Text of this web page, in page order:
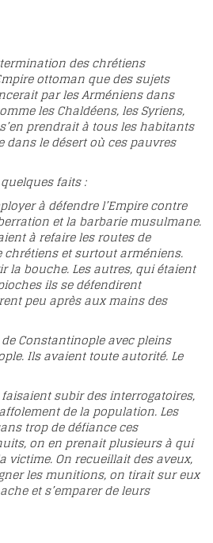
des chrétiens
ottoman que des sujets
par les Arméniens dans
les Chaldéens, les Syriens,
prendrait à tous les habitants
dans le désert où ces pauvres
faits :
à défendre l’Empire contre
et la barbarie musulmane.
à refaire les routes de
chrétiens et surtout arméniens.
la bouche. Les autres, qui étaient
ils se défendirent
peu après aux mains des
Constantinople avec pleins
Ils avaient toute autorité. Le
subir des interrogatoires,
de la population. Les
trop de défiance ces
on en prenait plusieurs à qui
victime. On recueillait des aveux,
les munitions, on tirait sur eux
et s’emparer de leurs